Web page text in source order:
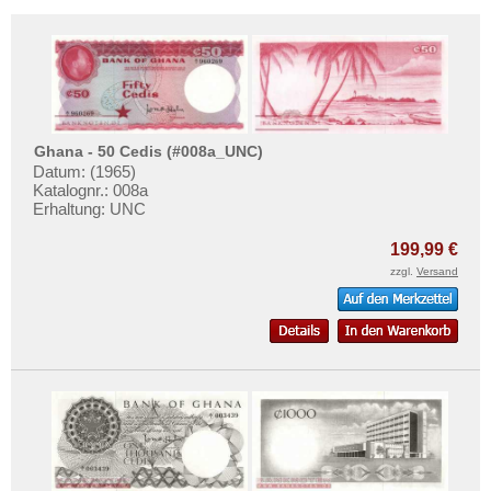
Sudan
Swaziland
Tansania
Togo
Tschad
Tunesien
Zentralafrikanische Republik
Zentralafrikanische Staaten
Zimbabwe
Ghana - 50 Cedis (#008a_UNC)
Datum: (1965)
Katalognr.: 008a
Erhaltung: UNC
199,99 €
zzgl. Versand